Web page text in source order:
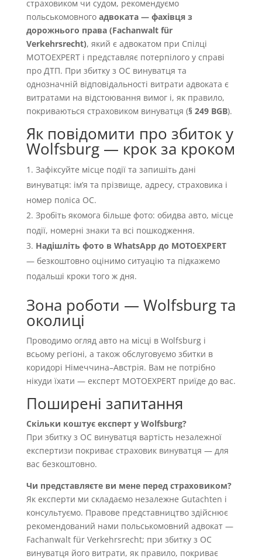
страховиком чи судом, рекомендуємо
польськомовного адвоката — фахівця з
дорожнього права (Fachanwalt für
Verkehrsrecht), який є адвокатом при Спілці
MOTOEXPERT і представляє потерпілого у справі
про ДТП. При збитку з OC винуватця та
однозначній відповідальності витрати адвоката є
витратами на відстоювання вимог і, як правило,
покриваються страховиком винуватця (§ 249 BGB).
Як повідомити про збиток у
Wolfsburg — крок за кроком
Зафіксуйте місце події та запишіть дані
винуватця: імʼя та прізвище, адресу, страховика і
номер поліса OC.
Зробіть якомога більше фото: обидва авто, місце
події, номерні знаки та всі пошкодження.
Надішліть фото в WhatsApp до MOTOEXPERT
— безкоштовно оцінимо ситуацію та підкажемо
подальші кроки того ж дня.
Зона роботи — Wolfsburg та
околиці
Проводимо огляд авто на місці в Wolfsburg і
всьому регіоні, а також обслуговуємо збитки в
коридорі Німеччина–Австрія. Вам не потрібно
нікуди їхати — експерт MOTOEXPERT приїде до вас.
Поширені запитання
Скільки коштує експерт у Wolfsburg?
При збитку з OC винуватця вартість незалежної
експертизи покриває страховик винуватця — для
вас безкоштовно.
Чи представляєте ви мене перед страховиком?
Як експерти ми складаємо незалежне Gutachten і
консультуємо. Правове представництво здійснює
рекомендований нами польськомовний адвокат —
Fachanwalt für Verkehrsrecht; при збитку з OC
винуватця його витрати, як правило, покриває